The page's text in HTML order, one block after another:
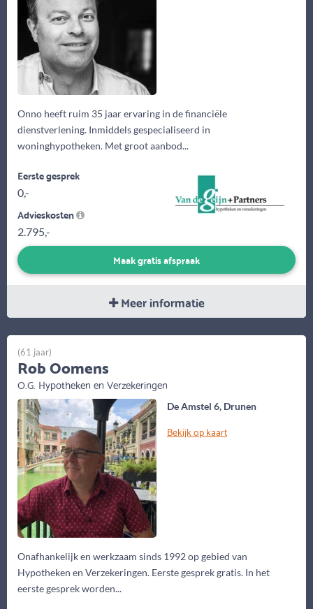
Onno heeft ruim 35 jaar ervaring in de financiële
dienstverlening. Inmiddels gespecialiseerd in
woninghypotheken. Met groot aanbod...
Eerste gesprek
0,-
Advieskosten
2.795,-
Maak gratis afspraak
Meer informatie
De Amstel 6, Drunen
Bekijk op kaart
Onafhankelijk en werkzaam sinds 1992 op gebied van
Hypotheken en Verzekeringen. Eerste gesprek gratis. In het
eerste gesprek worden...
(61 jaar)
Rob Oomens
O.G. Hypotheken en Verzekeringen